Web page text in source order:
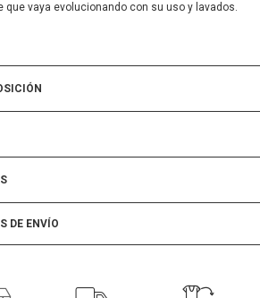
que vaya evolucionando con su uso y lavados.
DE ENVÍO